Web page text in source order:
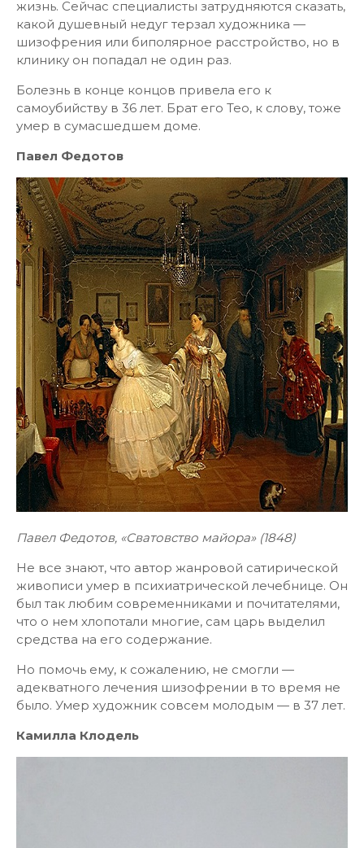
жизнь. Сейчас специалисты затрудняются сказать,
какой душевный недуг терзал художника —
шизофрения или биполярное расстройство, но в
клинику он попадал не один раз.
Болезнь в конце концов привела его к
самоубийству в 36 лет. Брат его Тео, к слову, тоже
умер в сумасшедшем доме.
Павел Федотов
Павел Федотов, «Сватовство майора» (1848)
Не все знают, что автор жанровой сатирической
живописи умер в психиатрической лечебнице. Он
был так любим современниками и почитателями,
что о нем хлопотали многие, сам царь выделил
средства на его содержание.
Но помочь ему, к сожалению, не смогли —
адекватного лечения шизофрении в то время не
было. Умер художник совсем молодым — в 37 лет.
Камилла Клодель